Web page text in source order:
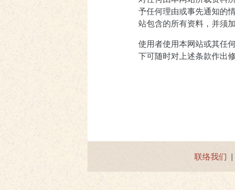
予任何理由或事先通知的
站包含的所有资料，并须加
使用者使用本网站或其任
下可随时对上述条款作出
联络我们 |